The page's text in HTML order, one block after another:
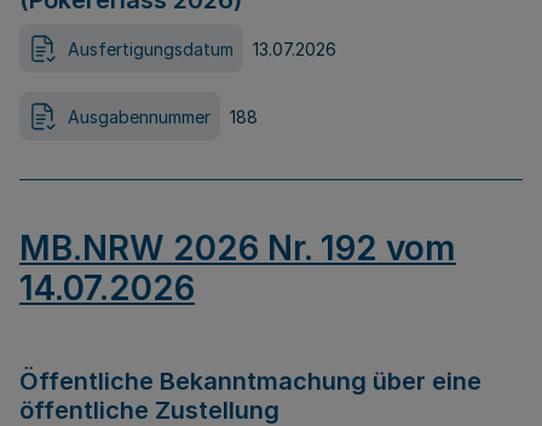
Ausfertigungsdatum 13.07.2026
Ausgabennummer 188
MB.NRW 2026 Nr. 192 vom
14.07.2026
Öffentliche Bekanntmachung über eine
öffentliche Zustellung